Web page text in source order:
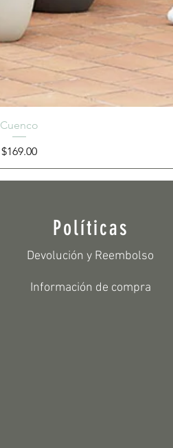
Cuenco
Precio
$169.00
Devolución y Reembolso
Información de compra
Políticas